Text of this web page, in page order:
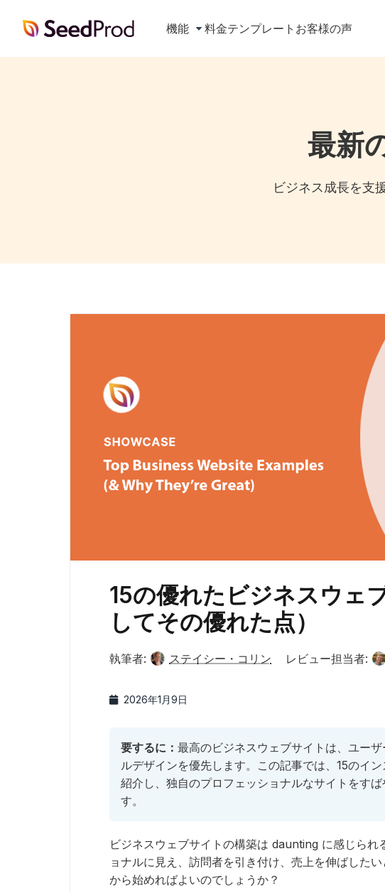
SeedProd 機能 料金テンプレート お客様の声
最新
ビジネス成長を支
15の優れたビジネスウェ
してその優れた点）
執筆者: ステイシー・コリン レビュー担当者:
2026年1月9日
要するに： 最高のビジネスウェブサイトは、ユー
ルデザインを優先します。この記事では、15のイ
紹介し、独自のプロフェッショナルなサイトをす
す。
ビジネスウェブサイトの構築は daunting に感じられ
ョナルに見え、訪問者を引き付け、売上を伸ばした
から始めればよいのでしょうか？